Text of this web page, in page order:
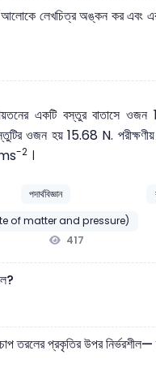
লেখচিত্র অঙ্কন কর
একটি বস্তুর বাতাসে ওজন
ওজন হয় 15.68 N.
-2 ।
পদার্থবিজ্ঞান
of matter and pressure)
417
চাপ তরলের প্রকৃতির উপর